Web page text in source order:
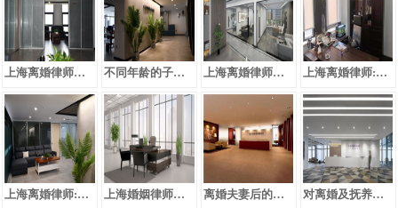
上海离婚律师：谁该享有抚养权？ 不同年龄的子女的抚养权如何处理 上海离婚律师：抚养费不及时给付怎么办 上海离婚律师:如何处理夫妻感情不和离婚及抚养权财产分割问题
上海离婚律师:关于抚养权变更的条件问题 上海婚姻律师：多子女赡养父母纠纷问题 离婚夫妻后的抚养权的分配问题 对离婚及抚养权问题的处理